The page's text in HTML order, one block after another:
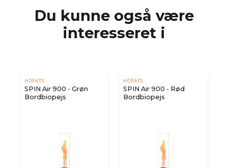
Du kunne også være
interesseret i
HÖFATS
SPIN Air 900 - Grøn
Bordbiopejs
HÖFATS
SPIN Air 900 - Rød
Bordbiopejs